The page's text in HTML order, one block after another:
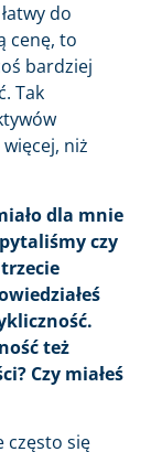
do
cenę, to
bardziej
Tak
niż
dla mnie
czy
też
Czy miałeś
często się